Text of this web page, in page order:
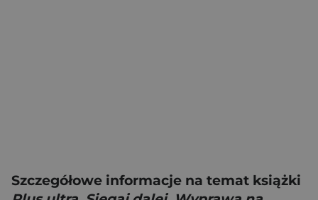
Szczegółowe informacje na temat książki